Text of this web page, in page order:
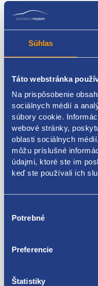
Súhlas
Táto webstránka
Na prispôsobenie
sociálnych médií a
súbory cookie.
webové stránky,
oblasti sociálnych
môžu príslušné
údajmi, ktoré ste im
keď ste používali ich
súhlasu
Potrebné
Preferencie
Štatistiky
vlastnosti:
Obsahuje špeciálny
Zabraňuje tvorbe
Odstraňuje šmuhy zo
Odstraňuje priľnuté
Veľmi dobrá
Nepoškodzuje
Je šetrný voči lakom, a
Vysoko účinný a silný
32 ml stačí pre 2,5 -
Príjemná svieža vôňa
oranžová farba
použitie:
Odskrutkujte viečko a